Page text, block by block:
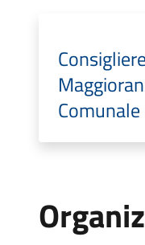
Comunale